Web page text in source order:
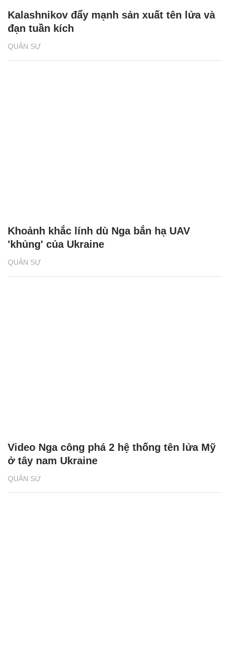
QUÂN SỰ
Kalashnikov đẩy mạnh sản xuất tên lửa và
đạn tuần kích
QUÂN SỰ
Khoảnh khắc lính dù Nga bắn hạ UAV
'khủng' của Ukraine
QUÂN SỰ
Video Nga công phá 2 hệ thống tên lửa Mỹ
ở tây nam Ukraine